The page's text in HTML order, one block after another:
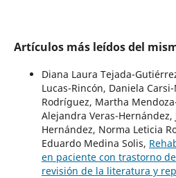
Artículos más leídos del
Diana Laura Tejada-
Lucas-Rincón, Daniela
Rodríguez, Martha
Alejandra Veras-Hernández,
Hernández, Norma Leticia
Eduardo Medina Solis,
en paciente con trastorno
revisión de la literatura y